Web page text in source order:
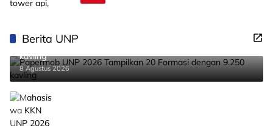
Berita UNP
Papermob UNP 2026 Tampilkan 20 Formasi dengan 9.250
kavling
8 Agustus 2026